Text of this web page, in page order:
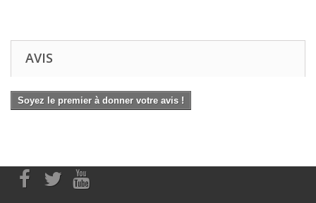
AVIS
Soyez le premier à donner votre avis !